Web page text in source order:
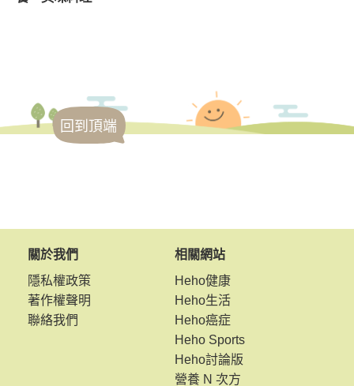
回到頂端
關於我們
隱私權政策
著作權聲明
聯絡我們
相關網站
Heho健康
Heho生活
Heho癌症
Heho Sports
Heho討論版
營養 N 次方